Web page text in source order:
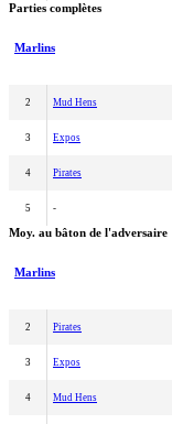
Parties complètes
Marlins
2 Mud Hens
3 Expos
4 Pirates
5 -
Moy. au bâton de l'adversaire
Marlins
2 Pirates
3 Expos
4 Mud Hens